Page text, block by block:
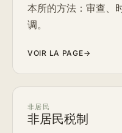
本所的方法：审查、
调。
VOIR LA PAGE→
非居民
非居民税制